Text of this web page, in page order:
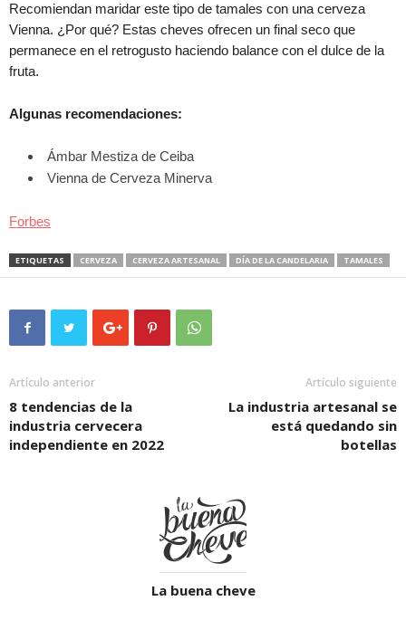
Recomiendan maridar este tipo de tamales con una cerveza
Vienna. ¿Por qué? Estas cheves ofrecen un final seco que
permanece en el retrogusto haciendo balance con el dulce de la
fruta.
Algunas recomendaciones:
Ámbar Mestiza de Ceiba
Vienna de Cerveza Minerva
Forbes
ETIQUETAS CERVEZA CERVEZA ARTESANAL DÍA DE LA CANDELARIA TAMALES
Artículo anterior
8 tendencias de la
industria cervecera
independiente en 2022
Artículo siguiente
La industria artesanal se
está quedando sin
botellas
La buena cheve